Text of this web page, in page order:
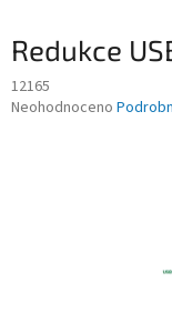
Redukce
12165
Průměrné
Neohodnoceno